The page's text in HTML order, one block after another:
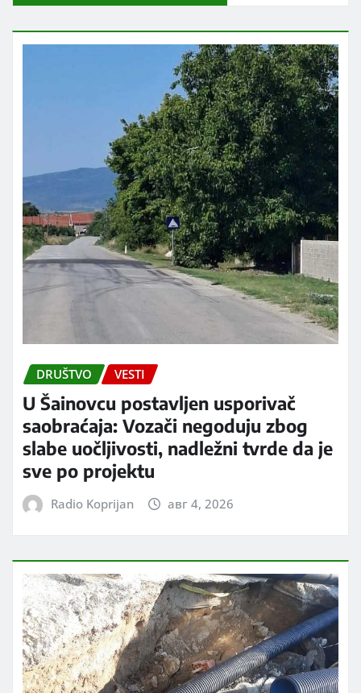
DRUŠTVO VESTI
U Šainovcu postavljen usporivač
saobraćaja: Vozači negoduju zbog
slabe uočljivosti, nadležni tvrde da je
sve po projektu
Radio Koprijan авг 4, 2026